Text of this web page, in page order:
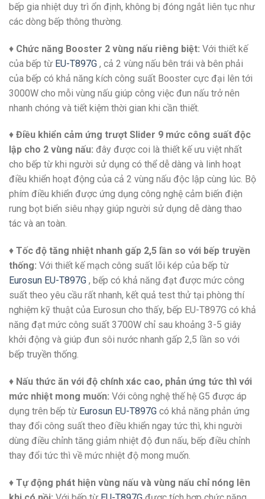
bếp gia nhiệt duy trì ổn định, không bị đóng ngắt liên tục như
các dòng bếp thông thường.
♦ Chức năng Booster 2 vùng nấu riêng biệt: Với thiết kế
của bếp từ EU-T897G , cả 2 vùng nấu bên trái và bên phải
của bếp có khả năng kích công suất Booster cực đại lên tới
3000W cho mỗi vùng nấu giúp công việc đun nấu trở nên
nhanh chóng và tiết kiệm thời gian khi cần thiết.
♦ Điều khiển cảm ứng trượt Slider 9 mức công suất độc
lập cho 2 vùng nấu: đây được coi là thiết kế ưu việt nhất
cho bếp từ khi người sử dụng có thể dễ dàng và linh hoạt
điều khiển hoạt động của cả 2 vùng nấu độc lập cùng lúc. Bộ
phím điều khiển được ứng dụng công nghệ cảm biến điện
rung bọt biển siêu nhạy giúp người sử dụng dễ dàng thao
tác và an toàn.
♦ Tốc độ tăng nhiệt nhanh gấp 2,5 lần so với bếp truyền
thống: Với thiết kế mạch công suất lõi kép của bếp từ
Eurosun EU-T897G , bếp có khả năng đạt được mức công
suất theo yêu cầu rất nhanh, kết quả test thử tại phòng thí
nghiệm kỹ thuật của Eurosun cho thấy, bếp EU-T897G có khả
năng đạt mức công suất 3700W chỉ sau khoảng 3-5 giây
khởi động và giúp đun sôi nước nhanh gấp 2,5 lần so với
bếp truyền thống.
♦ Nấu thức ăn với độ chính xác cao, phản ứng tức thì với
mức nhiệt mong muốn: Với công nghệ thế hệ G5 được áp
dụng trên bếp từ Eurosun EU-T897G có khả năng phản ứng
thay đổi công suất theo điều khiển ngay tức thì, khi người
dùng điều chỉnh tăng giảm nhiệt độ đun nấu, bếp điều chỉnh
thay đổi tức thì về mức nhiệt độ mong muốn.
♦ Tự động phát hiện vùng nấu và vùng nấu chỉ nóng lên